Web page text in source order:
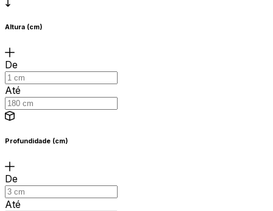
Altura (cm)
De
Até
Profundidade (cm)
De
Até